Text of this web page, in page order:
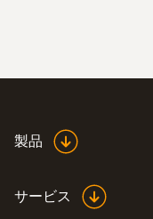
製品
サービス